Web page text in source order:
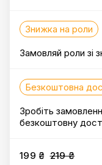
Знижка на роли
Замовляй роли зі
Безкоштовна
Зробіть
безкоштовну
199 ₴ 219 ₴